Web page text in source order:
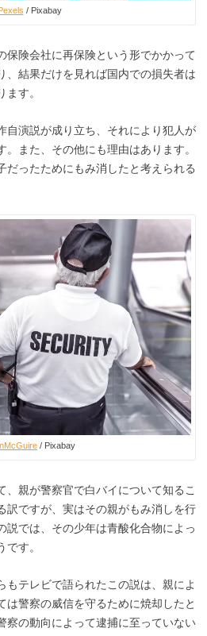
/ Pixabay
保険会社に再保険という形でかかって
、結果だけを見れば国内での損失者は
す。
自演説が成り立ち、それにより犯人が
また、その他にも理由はあります。
だったためにもみ消したと考えられる
/ Pixabay
、親が警察官で白バイについて知るこ
訳ですが、実はその親がもみ消しを行
説では、その少年は青酸化合物によっ
す。
もテレビで語られたこの説は、親によ
は警察の威信を守るために焼却したと
察の動向によって逮捕に至っていない